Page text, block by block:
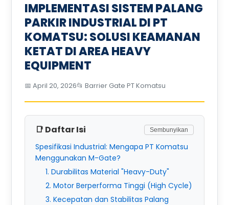
IMPLEMENTASI SISTEM PALANG
PARKIR INDUSTRIAL DI PT
KOMATSU: SOLUSI KEAMANAN
KETAT DI AREA HEAVY
EQUIPMENT
📅 April 20, 2026📂 Barrier Gate PT Komatsu
📑 Daftar Isi Sembunyikan
Spesifikasi Industrial: Mengapa PT Komatsu
Menggunakan M-Gate?
1. Durabilitas Material "Heavy-Duty"
2. Motor Berperforma Tinggi (High Cycle)
3. Kecepatan dan Stabilitas Palang